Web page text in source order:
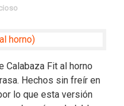
Calabaza Fit al horno
Hechos sin freír en
lo que esta versión